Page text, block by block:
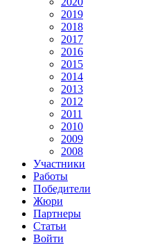
2019
2018
2017
2016
2015
2014
2013
2012
2011
2010
2009
2008
Участники
Работы
Победители
Жюри
Партнеры
Статьи
Войти